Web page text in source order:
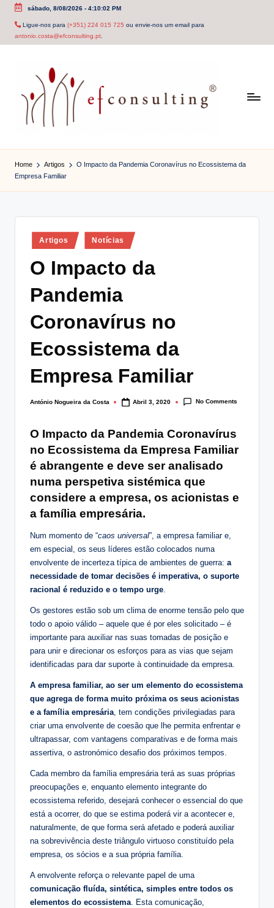
Skip
sábado, 8/08/2026- 4:10:03 PM
Ligue-nos para (+351) 224 015 725 ou envie-nos um email para
antonio.costa@efconsulting.pt.
f
Home Artigos
O Impacto da Pandemia Coronavírus no Ecossistema da
Empresa Familiar
Posted
in
Artigos Notícias
O Impacto da
Pandemia
Coronavírus no
Ecossistema da
Empresa Familiar
Posted
António Nogueira da Costa Abril 3, 2020 No Comments
O Impacto da Pandemia Coronavírus
no Ecossistema da Empresa Familiar
é abrangente e deve ser analisado
numa perspetiva sistémica que
considere a empresa, os acionistas e
a família empresária.
Num momento de “caos universal”, a empresa familiar e,
em especial, os seus líderes estão colocados numa
envolvente de incerteza típica de ambientes de guerra: a
necessidade de tomar decisões é imperativa, o suporte
racional é reduzido e o tempo urge.
Os gestores estão sob um clima de enorme tensão pelo que
todo o apoio válido – aquele que é por eles solicitado – é
importante para auxiliar nas suas tomadas de posição e
para unir e direcionar os esforços para as vias que sejam
identificadas para dar suporte à continuidade da empresa.
A empresa familiar, ao ser um elemento do ecossistema
que agrega de forma muito próxima os seus acionistas
e a família empresária, tem condições privilegiadas para
criar uma envolvente de coesão que lhe permita enfrentar e
ultrapassar, com vantagens comparativas e de forma mais
assertiva, o astronómico desafio dos próximos tempos.
Cada membro da família empresária terá as suas próprias
preocupações e, enquanto elemento integrante do
ecossistema referido, desejará conhecer o essencial do que
está a ocorrer, do que se estima poderá vir a acontecer e,
naturalmente, de que forma será afetado e poderá auxiliar
na sobrevivência deste triângulo virtuoso constituído pela
empresa, os sócios e a sua própria família.
A envolvente reforça o relevante papel de uma
comunicação fluída, sintética, simples entre todos os
elementos do ecossistema. Esta comunicação,